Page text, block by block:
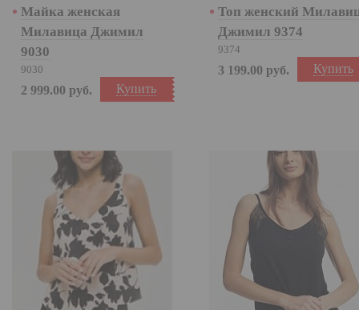
Майка женская
Милавица Джимил
9030
9030
Купить
2 999.00 руб.
Топ женский
Джимил 9374
9374
Купить
3 199.00 руб.